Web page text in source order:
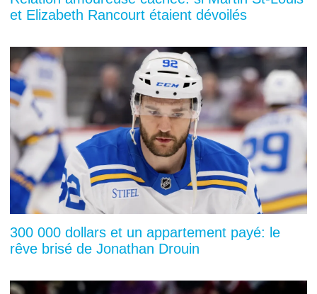
et Elizabeth Rancourt étaient dévoilés
300 000 dollars et un appartement payé: le
rêve brisé de Jonathan Drouin